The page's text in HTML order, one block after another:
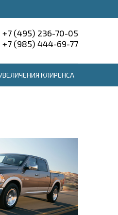
+7 (495) 236-70-05
+7 (985) 444-69-77
КЛИРЕНСА